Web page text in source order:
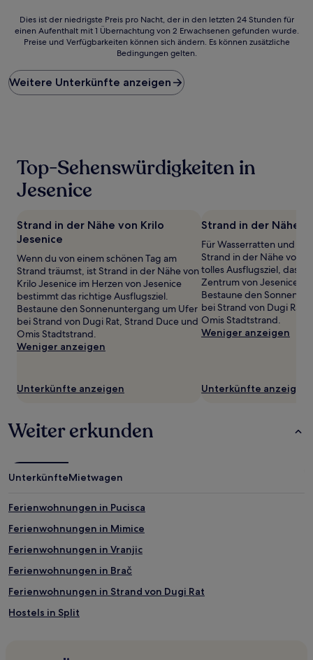
Dies
ist
Preis
pro
Nacht,
24 Stunden
einen
Aufenthalt
1 Übernachtung
von
2 Erwachsenen
gefunden
wurde.
Preise
und
Verfügbarkeiten
können
sich
ändern.
zusätzliche
Bedingungen
Dies ist der niedrigste Preis pro Nacht, der in den letzten 24 Stunden für
einen Aufenthalt mit 1 Übernachtung von 2 Erwachsenen gefunden wurde.
Preise und Verfügbarkeiten können sich ändern. Es können zusätzliche
Bedingungen gelten.
Weitere Unterkünfte anzeigen
Top-Sehenswürdigkeiten in
Jesenice
Strand in der Nähe von Krilo
Jesenice
Wenn du von einem schönen Tag am
Strand träumst, ist Strand in der Nähe von
Krilo Jesenice im Herzen von Jesenice
bestimmt das richtige Ausflugsziel.
Bestaune den Sonnenuntergang um Ufer
bei Strand von Dugi Rat, Strand Duce und
Omis Stadtstrand.
Weniger anzeigen
Unterkünfte anzeigen
Strand in der Nähe
Für Wasserratten und
Strand in der Nähe von
tolles Ausflugsziel, das
Zentrum von Jesenice
Bestaune den
bei Strand von Dugi Rat,
Omis Stadtstrand.
Weniger anzeigen
Unterkünfte anzeigen
Weiter erkunden
UnterkünfteMietwagen
Ferienwohnungen in Pucisca
Ferienwohnungen in Mimice
Ferienwohnungen in Vranjic
Ferienwohnungen in Brač
Ferienwohnungen in Strand von Dugi Rat
Hostels in Split